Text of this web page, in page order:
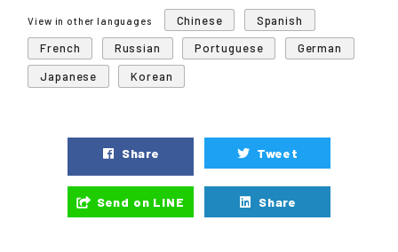
View in other languages Chinese
Spanish
French
Russian Portuguese
German
Japanese
Korean
Share Tweet
Send on LINE Share